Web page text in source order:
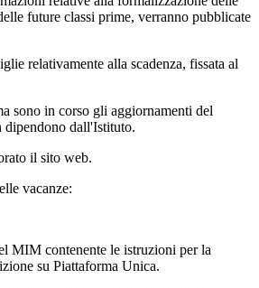
future classi prime, verranno pubblicate
relativamente alla scadenza, fissata al
sono in corso gli aggiornamenti del
dipendono dall'Istituto.
il sito web.
vacanze:
MIM contenente le istruzioni per la
su Piattaforma Unica.